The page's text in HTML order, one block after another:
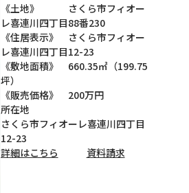
《土地》 さくら市フィオー
レ喜連川四丁目88番230
《住居表示》 さくら市フィオー
レ喜連川四丁目12-23
《敷地面積》 660.35㎡（199.75
坪）
《販売価格》 200万円
所在地
さくら市フィオーレ喜連川四丁目
12-23
詳細はこちら
資料請求